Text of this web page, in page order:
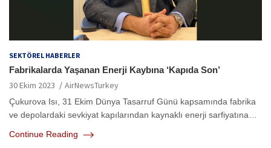
SEKTÖREL HABERLER
Fabrikalarda Yaşanan Enerji Kaybına ‘Kapıda Son’
30 Ekim 2023 AirNewsTurkey
Çukurova Isı, 31 Ekim Dünya Tasarruf Günü kapsamında fabrika
ve depolardaki sevkiyat kapılarından kaynaklı enerji sarfiyatına…
Continue Reading